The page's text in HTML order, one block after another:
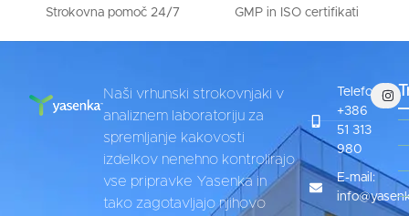
Strokovna pomoč 24/7 GMP in ISO certifikati
Naši vrhunski strokovnjaki v
analiznem laboratoriju za
spremljanje kakovosti
izdelkov nenehno kontrolirajo
vse pripravke Yasenka in
tako zagotavljajo njihovo
Telefon:
+386
51 313
980
E-mail: